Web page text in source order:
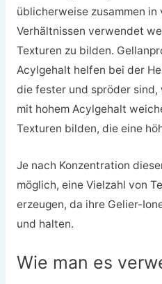
üblicherweise zusammen in
Verhältnissen verwendet
Texturen zu bilden.
Acylgehalt helfen bei der
die fester und spröder
mit hohem Acylgehalt
Texturen bilden, die eine
Je nach Konzentration
möglich, eine Vielzahl von
erzeugen, da ihre Gelier-
und halten.
Wie man es